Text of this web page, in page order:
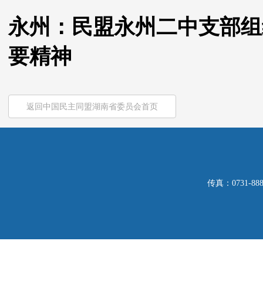
永州：民盟永州二中支部
要精神
返回中国民主同盟湖南省委员会首页
传真：0731-